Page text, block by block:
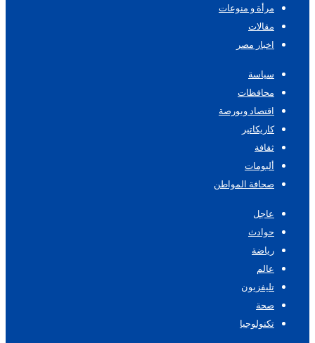
مرأة و منوعات
مقالات
اخبار مصر
سياسة
محافظات
اقتصاد وبورصة
كاريكاتير
ثقافة
ألبومات
صحافة المواطن
عاجل
حوادث
رياضة
عالم
تليفزيون
صحة
تكنولوجيا